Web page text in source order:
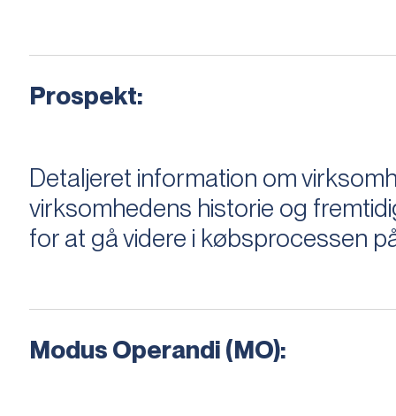
Prospekt:
Detaljeret information om
virksomhedens historie og
for at gå videre i købsprocessen
Modus Operandi (MO):